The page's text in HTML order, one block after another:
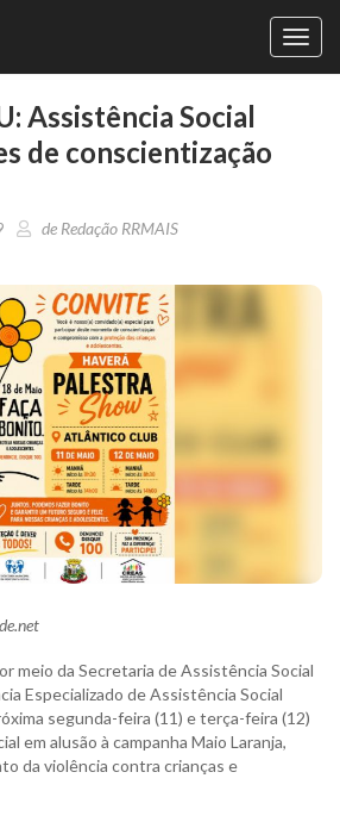
Assistência Social
de conscientização
de Redação RRMAIS
meio da Secretaria de Assistência Social
Especializado de Assistência Social
segunda-feira (11) e terça-feira (12)
em alusão à campanha Maio Laranja,
da violência contra crianças e